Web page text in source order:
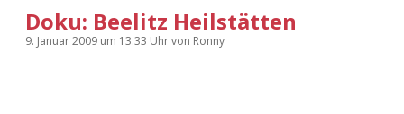
Kopfkinomusik
Menü
öffnen
Adventskalender 2010
instagramsoundcloud
Doku: Beelitz Heilstätten
9. Januar 2009 um 13:33 Uhrvon Ronny